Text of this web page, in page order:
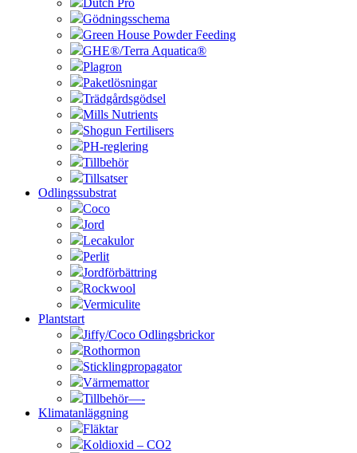
Dutch Pro
Gödningsschema
Green House Powder Feeding
GHE®/Terra Aquatica®
Plagron
Paketlösningar
Trädgårdsgödsel
Mills Nutrients
Shogun Fertilisers
PH-reglering
Tillbehör
Tillsatser
Odlingssubstrat
Coco
Jord
Lecakulor
Perlit
Jordförbättring
Rockwool
Vermiculite
Plantstart
Jiffy/Coco Odlingsbrickor
Rothormon
Sticklingpropagator
Värmemattor
Tillbehör—-
Klimatanläggning
Fläktar
Koldioxid – CO2